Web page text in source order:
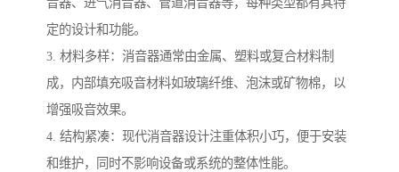
定的设计和功能。
3. 材料多样：消音器通常由金属、塑料或复合材料制
成，内部填充吸音材料如玻璃纤维、泡沫或矿物棉，以
增强吸音效果。
4. 结构紧凑：现代消音器设计注重体积小巧，便于安装
和维护，同时不影响设备或系统的整体性能。